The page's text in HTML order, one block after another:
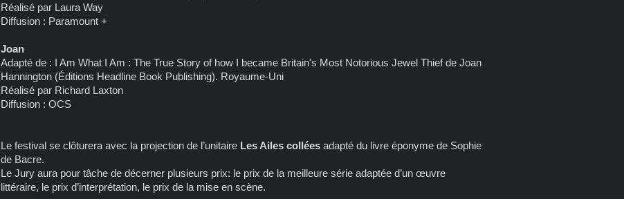
Réalisé par Laura Way
Diffusion : Paramount +
Joan
Adapté de : I Am What I Am : The True Story of how I became Britain's Most Notorious Jewel Thief de Joan
Hannington (Éditions Headline Book Publishing). Royaume-Uni
Réalisé par Richard Laxton
Diffusion : OCS
Le festival se clôturera avec la projection de l’unitaire Les Ailes colléesadapté du livre éponyme de Sophie
de Bacre.
Le Jury aura pour tâche de décerner plusieurs prix: le prix de la meilleure série adaptée d’un œuvre
littéraire, le prix d’interprétation, le prix de la mise en scène.